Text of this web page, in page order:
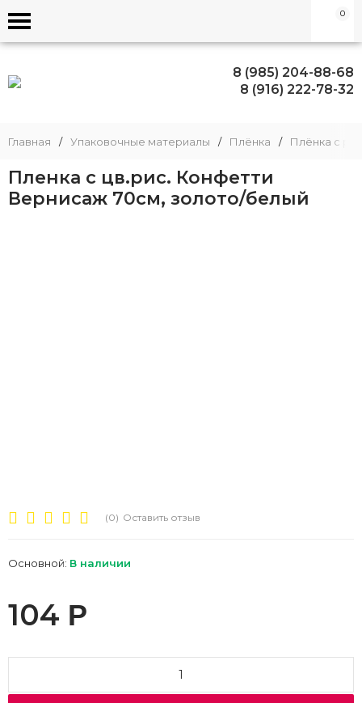
0
8 (985) 204-88-68
8 (916) 222-78-32
Главная / Упаковочные материалы / Плёнка / Плёнка с
Пленка с цв.рис. Конфетти
Вернисаж 70см, золото/белый
(0) Оставить отзыв
Основной: В наличии
104 Р